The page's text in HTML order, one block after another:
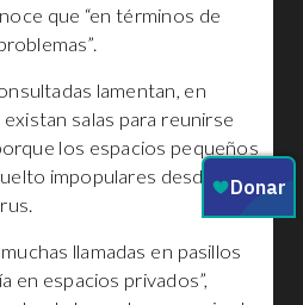
que “en términos de
lamentan, en
salas para reunirse
los espacios pequeños
impopulares desde la
llamadas en pasillos
en espacios privados”,